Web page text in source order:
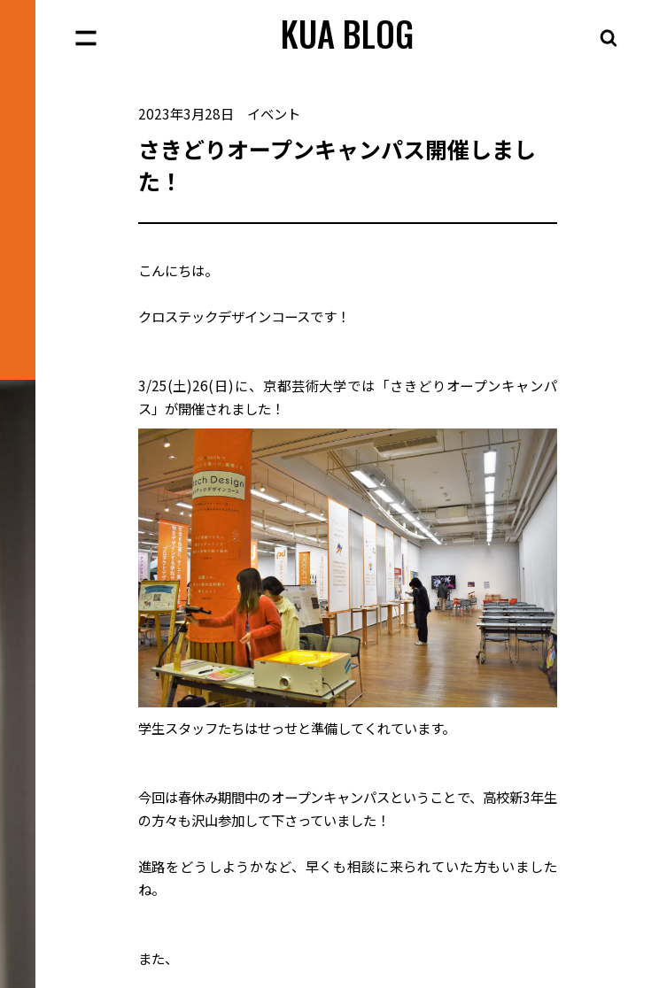
KUA BLOG
2023年3月28日 イベント
さきどりオープンキャンパス開催しまし
た！
こんにちは。
クロステックデザインコースです！
3/25(土)26(日)に、京都芸術大学では「さきどりオープンキャンパ
ス」が開催されました！
学生スタッフたちはせっせと準備してくれています。
今回は春休み期間中のオープンキャンパスということで、高校新3年生
の方々も沢山参加して下さっていました！
進路をどうしようかなど、早くも相談に来られていた方もいました
ね。
また、